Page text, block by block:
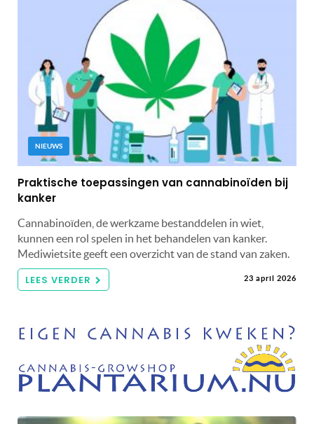
NIEUWS
Praktische toepassingen van cannabinoïden bij
kanker
Cannabinoïden, de werkzame bestanddelen in wiet,
kunnen een rol spelen in het behandelen van kanker.
Mediwietsite geeft een overzicht van de stand van zaken.
LEES VERDER 23 april 2026